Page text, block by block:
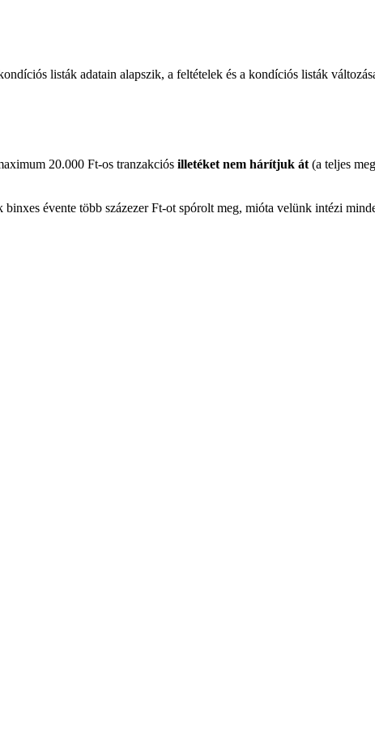
listák adatain alapszik, a feltételek és a kondíciós listák
20.000 Ft-os tranzakciós illetéket nem hárítjuk át (a teljes
binxes évente több százezer Ft-ot spórolt meg, mióta velünk intézi